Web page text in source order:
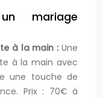
mariage
à la main : Une
à la main avec
une touche de
Prix : 70€ à